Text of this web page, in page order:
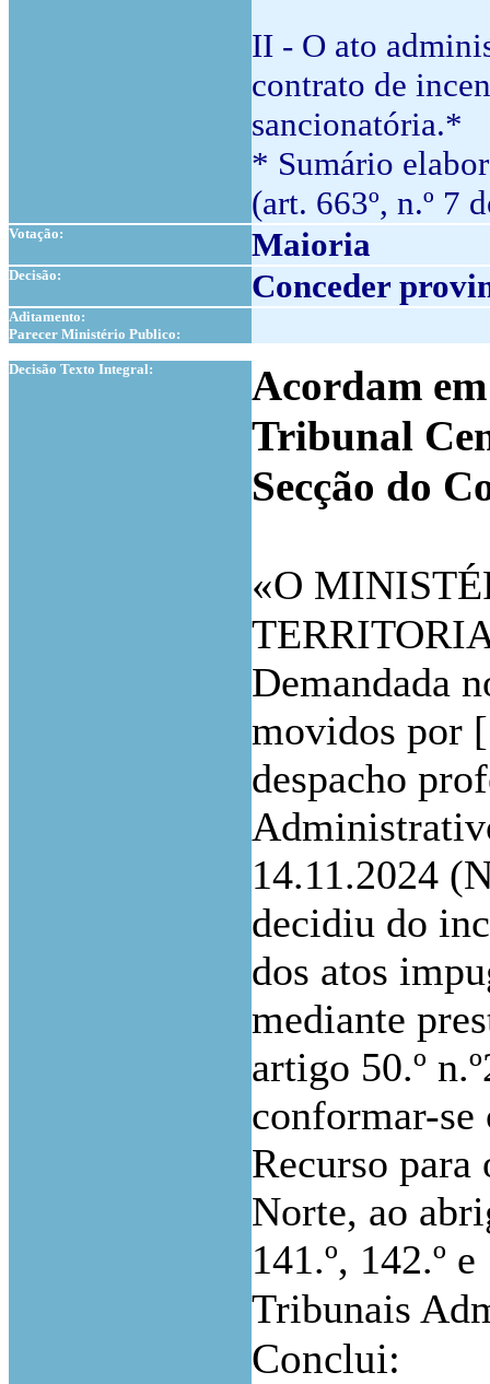
II - O ato
contrato de
sancionatória.*
* Sumário
(art. 663º, n.º 7
Votação: Maioria
Decisão: Conceder
Aditamento:
Parecer Ministério Publico:
Decisão Texto Integral:
Acordam
Tribunal
Secção do
«O
Demandada
movidos por
despacho
14.11.2024
decidiu do
dos atos
mediante
artigo 50.º
conformar-se
Recurso
Norte, ao
141.º, 142.º
Tribunais
Conclui: